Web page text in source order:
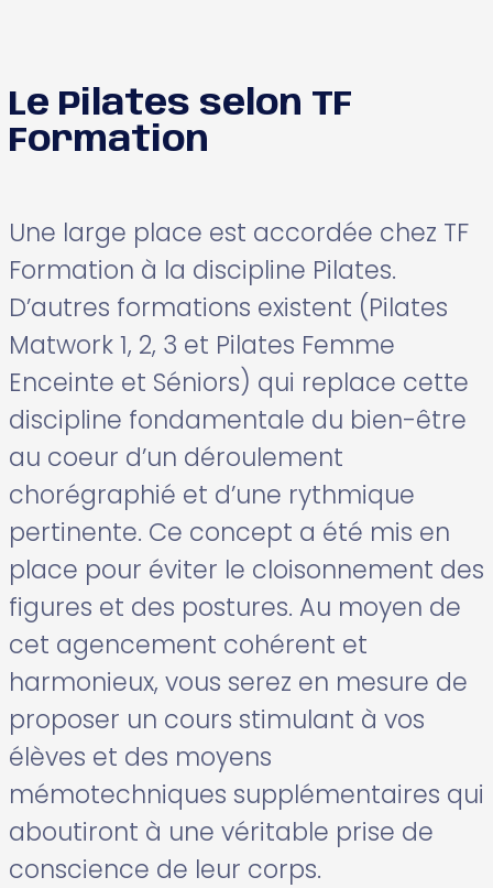
Le Pilates selon TF
Formation
Une large place est accordée chez TF
Formation à la discipline Pilates.
D’autres formations existent (Pilates
Matwork 1, 2, 3 et Pilates Femme
Enceinte et Séniors) qui replace cette
discipline fondamentale du bien-être
au coeur d’un déroulement
chorégraphié et d’une rythmique
pertinente. Ce concept a été mis en
place pour éviter le cloisonnement des
figures et des postures. Au moyen de
cet agencement cohérent et
harmonieux, vous serez en mesure de
proposer un cours stimulant à vos
élèves et des moyens
mémotechniques supplémentaires qui
aboutiront à une véritable prise de
conscience de leur corps.